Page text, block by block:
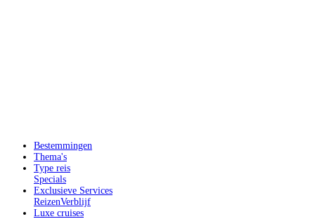
Bestemmingen
Thema's
Type reis
Specials
Exclusieve Services
ReizenVerblijf
Luxe cruises